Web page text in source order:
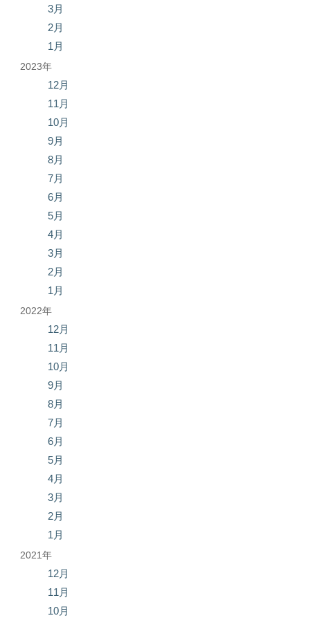
3月
2月
1月
2023年
12月
11月
10月
9月
8月
7月
6月
5月
4月
3月
2月
1月
2022年
12月
11月
10月
9月
8月
7月
6月
5月
4月
3月
2月
1月
2021年
12月
11月
10月